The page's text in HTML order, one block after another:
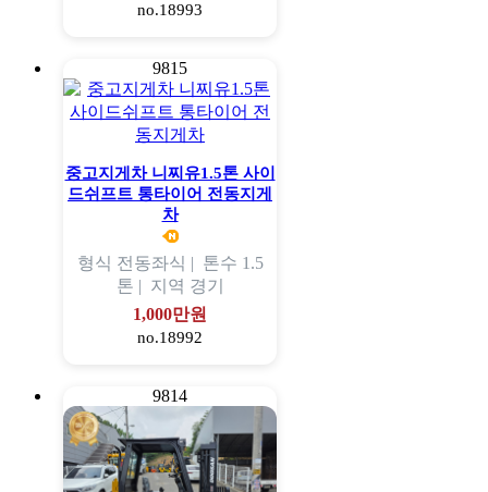
no.18993
9815
중고지게차 니찌유1.5톤 사이
드쉬프트 통타이어 전동지게
차
형식 전동좌식 | 톤수 1.5
톤 | 지역 경기
1,000만원
no.18992
9814